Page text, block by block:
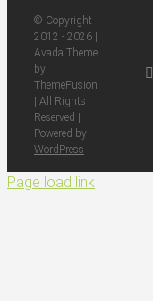
© Copyright
2012 - 2026 |
Avada Theme
by
ThemeFusion
| All Rights
Reserved |
Powered by
WordPress
Page load link